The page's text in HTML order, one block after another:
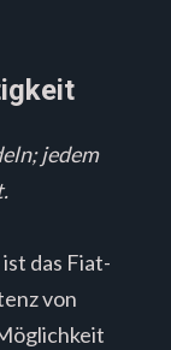
jedem
das Fiat-
von